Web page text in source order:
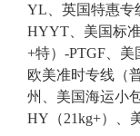
YL、英国特惠专
HYYT、美国标
+特）-PTGF、美
欧美准时专线（
州、美国海运小
HY（21kg+）、